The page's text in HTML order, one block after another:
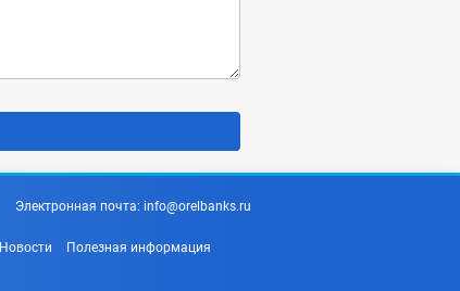
Электронная почта: info@orelbanks.ru
Новости
Полезная информация